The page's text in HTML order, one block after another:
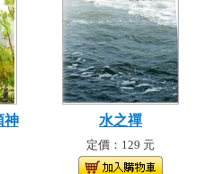
神
水之禪
定價：129 元